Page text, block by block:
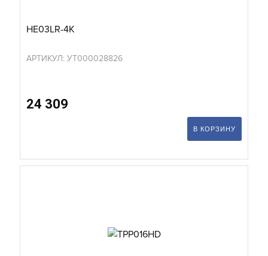
HE03LR-4K
АРТИКУЛ: УТ000028826
24 309
В КОРЗИНУ